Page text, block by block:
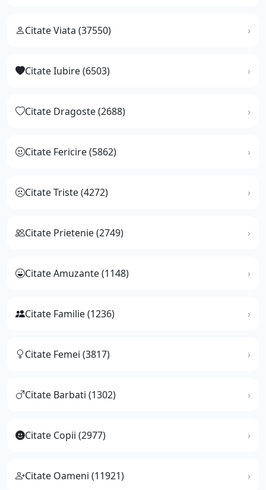
Citate Viata (37550)
Citate Iubire (6503)
Citate Dragoste (2688)
Citate Fericire (5862)
Citate Triste (4272)
Citate Prietenie (2749)
Citate Amuzante (1148)
Citate Familie (1236)
Citate Femei (3817)
Citate Barbati (1302)
Citate Copii (2977)
Citate Oameni (11921)